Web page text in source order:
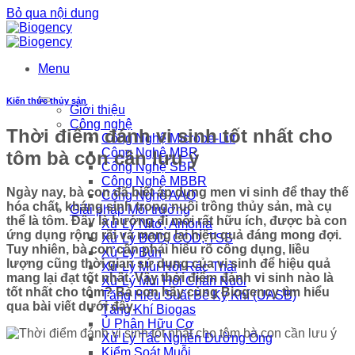
Bỏ qua nội dung
Menu
Giới thiệu
Công nghệ
Công Nghệ Microbe-Lift
Công Nghệ MBR
Công Nghệ SBR
Công Nghệ MBBR
Công Nghệ AAO
Giải pháp Môi trường
Xử Lý Nitơ, Amonia
Xử Lý BOD, COD, TSS
Xử Lý Bùn
Xử Lý Mùi Hôi Rác Thải
Xử Lý Mùi Hôi Chăn Nuôi
Tăng Hiệu Suất Bể Kỵ Khí (UASB)
Tăng Khí Biogas
Ủ Phân Hữu Cơ
Xử Lý Tắc Nghẽn Đường Ống
Kiểm Soát Muỗi
Kiến thức thủy sản
Thời điểm đánh vi sinh tốt nhất cho
tôm bà con cần lưu ý
Ngày nay, bà con đã biết áp dụng men vi sinh để thay thế
hóa chất, kháng sinh trong nuôi trồng thủy sản, mà cụ
thể là tôm. Đây là hướng đi mới rất hữu ích, được bà con
ứng dụng rộng rãi và mang lại hiệu quả đáng mong đợi.
Tuy nhiên, bà con cần phải hiểu rõ công dụng, liều
lượng cũng thời gian sử dụng của vi sinh để hiệu quả
mang lại đạt tốt nhất. Vậy thời điểm đánh vi sinh nào là
tốt nhất cho tôm? Bà con hãy cùng Biogency tìm hiểu
qua bài viết dưới đây.